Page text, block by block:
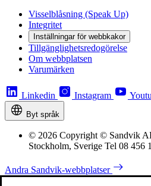
Visselblåsning (Speak Up)
Integritet
Inställningar för webbkakor
Tillgänglighetsredogörelse
Om webbplatsen
Varumärken
Linkedin Instagram
Byt språk
© 2026 Copyright © Sandvik
Stockholm, Sverige Tel 08 456
Andra Sandvik-webbplatser